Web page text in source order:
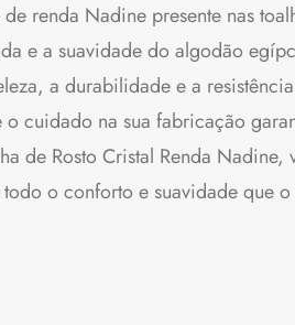
renda Nadine presente nas
e a suavidade do algodão
a durabilidade e a
na sua fabricação
de Rosto Cristal Renda
o conforto e suavidade